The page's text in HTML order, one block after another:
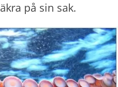
på sin sak.